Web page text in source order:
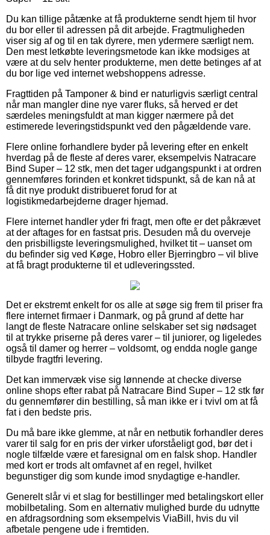
Du kan tillige påtænke at få produkterne sendt hjem til hvor
du bor eller til adressen på dit arbejde. Fragtmuligheden
viser sig af og til en tak dyrere, men ydermere særligt nem.
Den mest letkøbte leveringsmetode kan ikke modsiges at
være at du selv henter produkterne, men dette betinges af at
du bor lige ved internet webshoppens adresse.
Fragttiden på Tamponer & bind er naturligvis særligt central
når man mangler dine nye varer fluks, så herved er det
særdeles meningsfuldt at man kigger nærmere på det
estimerede leveringstidspunkt ved den pågældende vare.
Flere online forhandlere byder på levering efter en enkelt
hverdag på de fleste af deres varer, eksempelvis Natracare
Bind Super – 12 stk, men det tager udgangspunkt i at ordren
gennemføres forinden et konkret tidspunkt, så de kan nå at
få dit nye produkt distribueret forud for at
logistikmedarbejderne drager hjemad.
Flere internet handler yder fri fragt, men ofte er det påkrævet
at der aftages for en fastsat pris. Desuden må du overveje
den prisbilligste leveringsmulighed, hvilket tit – uanset om
du befinder sig ved Køge, Hobro eller Bjerringbro – vil blive
at få bragt produkterne til et udleveringssted.
Det er ekstremt enkelt for os alle at søge sig frem til priser fra
flere internet firmaer i Danmark, og på grund af dette har
langt de fleste Natracare online selskaber set sig nødsaget
til at trykke priserne på deres varer – til juniorer, og ligeledes
også til damer og herrer – voldsomt, og endda nogle gange
tilbyde fragtfri levering.
Det kan immervæk vise sig lønnende at checke diverse
online shops efter rabat på Natracare Bind Super – 12 stk før
du gennemfører din bestilling, så man ikke er i tvivl om at få
fat i den bedste pris.
Du må bare ikke glemme, at når en netbutik forhandler deres
varer til salg for en pris der virker uforståeligt god, bør det i
nogle tilfælde være et faresignal om en falsk shop. Handler
med kort er trods alt omfavnet af en regel, hvilket
begunstiger dig som kunde imod snydagtige e-handler.
Generelt slår vi et slag for bestillinger med betalingskort eller
mobilbetaling. Som en alternativ mulighed burde du udnytte
en afdragsordning som eksempelvis ViaBill, hvis du vil
afbetale pengene ude i fremtiden.